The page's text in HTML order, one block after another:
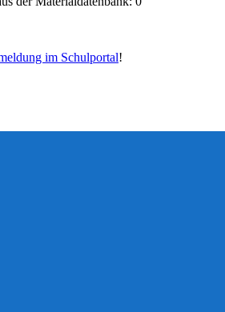
im Schulportal!